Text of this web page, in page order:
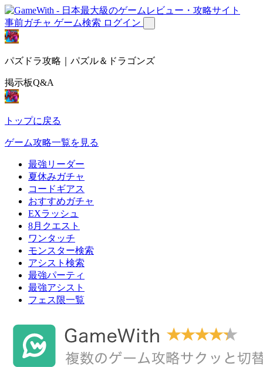
事前ガチャ ゲーム検索 ログイン
パズドラ攻略｜パズル＆ドラゴンズ
掲示板Q&A
トップに戻る
ゲーム攻略一覧を見る
最強リーダー
夏休みガチャ
コードギアス
おすすめガチャ
EXラッシュ
8月クエスト
ワンタッチ
モンスター検索
アシスト検索
最強パーティ
最強アシスト
フェス限一覧